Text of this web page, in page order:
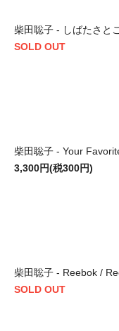
柴田聡子 - しばたさと
SOLD OUT
柴田聡子 - Your
3,300円(税300円)
柴田聡子 - Reebok /
SOLD OUT